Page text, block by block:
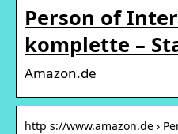
Person of
komplette –
Amazon.de
http s://www.amazon.de ›